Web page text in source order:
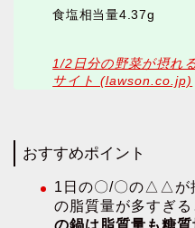
食塩相当量4.37g
1/2日分の野菜が摂れ
サイト (lawson.co.jp)
おすすめポイント
1日の〇/〇の△△が
の脂質量が多すぎる
の鍋は脂質量も糖